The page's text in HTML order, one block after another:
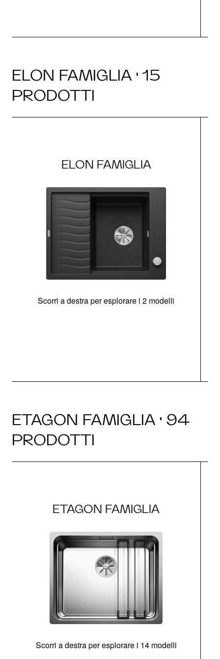
ELON FAMIGLIA · 15
PRODOTTI
ELON FAMIGLIA
Scorri a destra per esplorare i 2 modelli
ETAGON FAMIGLIA · 94
PRODOTTI
ETAGON FAMIGLIA
Scorri a destra per esplorare i 14 modelli